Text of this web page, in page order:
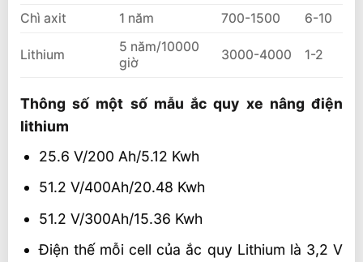
Chì axit
1 năm 700-1500 6-10
Lithium
5 năm/10000
giờ
3000-4000 1-2
Thông số một số mẫu ắc quy xe nâng điện
lithium
25.6 V/200 Ah/5.12 Kwh
51.2 V/400Ah/20.48 Kwh
51.2 V/300Ah/15.36 Kwh
Điện thế mỗi cell của ắc quy Lithium là 3,2 V